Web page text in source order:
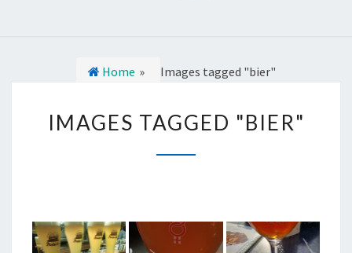
Home » Images tagged "bier"
M
T
IMAGES TAGGED "BIER"